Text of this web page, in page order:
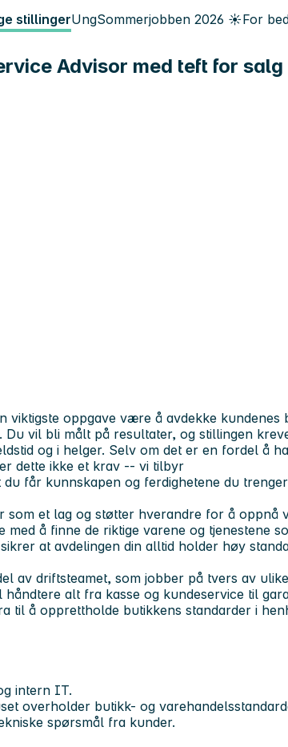
stillingerUngSommerjobben 2026 ☀️For
Advisor med teft for salg
viktigste oppgave være å avdekke kundenes
Du vil bli målt på resultater, og stillingen
og i helger. Selv om det er en fordel å ha
dette ikke et krav -- vi tilbyr
får kunnskapen og ferdighetene du
som et lag og støtter hverandre for å oppnå
å finne de riktige varene og tjenestene
at avdelingen din alltid holder høy
av driftsteamet, som jobber på tvers av ulike
alt fra kasse og kundeservice til
til å opprettholde butikkens standarder i
intern IT.
overholder butikk- og
spørsmål fra kunder.